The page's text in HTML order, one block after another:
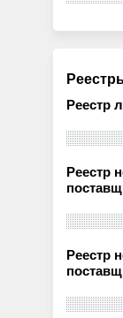
Реестр
Реестр
Реестр